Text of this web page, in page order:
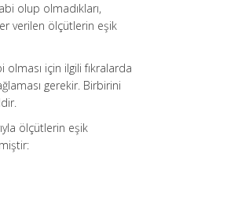
olup olmadıkları,
verilen ölçütlerin eşik
için ilgili fıkralarda
gerekir. Birbirini
ölçütlerin eşik